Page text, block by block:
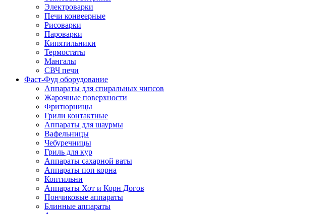
Электроварки
Печи конвеерные
Рисоварки
Пароварки
Кипятильники
Термостаты
Мангалы
СВЧ печи
Фаст-Фуд оборудование
Аппараты для спиральных чипсов
Жарочные поверхности
Фритюрницы
Грили контактные
Аппараты для шаурмы
Вафельницы
Чебуречницы
Гриль для кур
Аппараты сахарной ваты
Аппараты поп корна
Коптильни
Аппараты Хот и Корн Догов
Пончиковые аппараты
Блинные аппараты